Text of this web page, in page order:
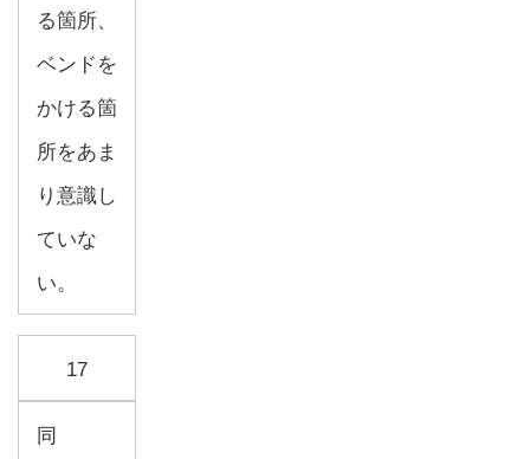
る箇所、
ベンドを
かける箇
所をあま
り意識し
ていな
い。
17
同